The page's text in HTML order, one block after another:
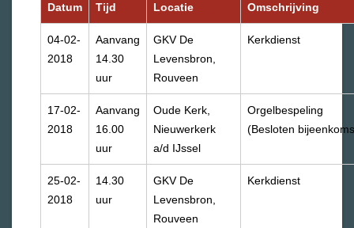
Datum Tijd Locatie Omschrijving
04-02-
2018
Aanvang
14.30
uur
GKV De
Levensbron,
Rouveen
Kerkdienst
17-02-
2018
Aanvang
16.00
uur
Oude Kerk,
Nieuwerkerk
a/d IJssel
Orgelbespeling
(Besloten
25-02-
2018
14.30
uur
GKV De
Levensbron,
Rouveen
Kerkdienst